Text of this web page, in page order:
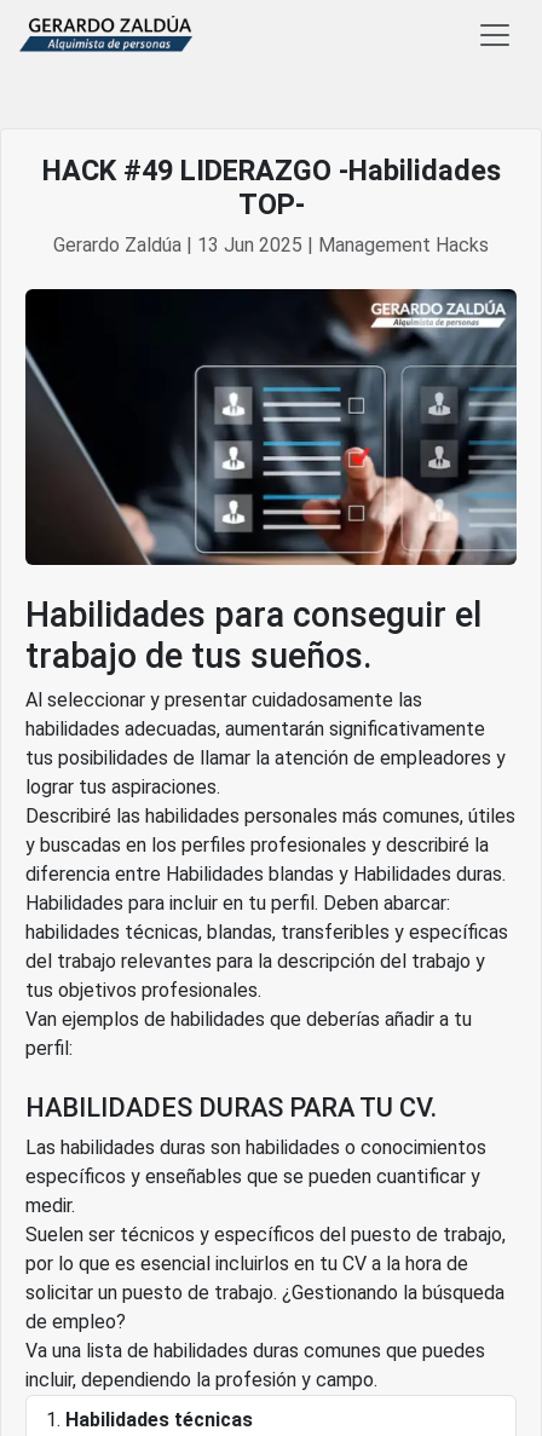
HACK #49 LIDERAZGO -Habilidades
TOP-
Gerardo Zaldúa | 13 Jun 2025 | Management Hacks
Habilidades para conseguir el
trabajo de tus sueños.
Al seleccionar y presentar cuidadosamente las
habilidades adecuadas, aumentarán significativamente
tus posibilidades de llamar la atención de empleadores y
lograr tus aspiraciones.
Describiré las habilidades personales más comunes, útiles
y buscadas en los perfiles profesionales y describiré la
diferencia entre Habilidades blandas y Habilidades duras.
Habilidades para incluir en tu perfil. Deben abarcar:
habilidades técnicas, blandas, transferibles y específicas
del trabajo relevantes para la descripción del trabajo y
tus objetivos profesionales.
Van ejemplos de habilidades que deberías añadir a tu
perfil:
HABILIDADES DURAS PARA TU CV.
Las habilidades duras son habilidades o conocimientos
específicos y enseñables que se pueden cuantificar y
medir.
Suelen ser técnicos y específicos del puesto de trabajo,
por lo que es esencial incluirlos en tu CV a la hora de
solicitar un puesto de trabajo. ¿Gestionando la búsqueda
de empleo?
Va una lista de habilidades duras comunes que puedes
incluir, dependiendo la profesión y campo.
Habilidades técnicas